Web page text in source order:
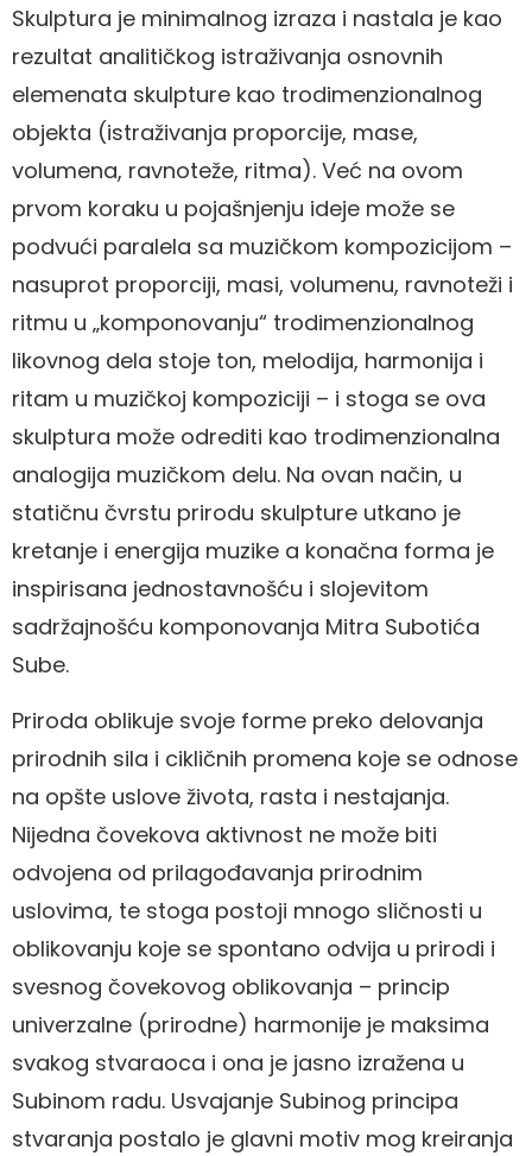
Skulptura je minimalnog izraza i nastala je kao
rezultat analitičkog istraživanja osnovnih
elemenata skulpture kao trodimenzionalnog
objekta (istraživanja proporcije, mase,
volumena, ravnoteže, ritma). Već na ovom
prvom koraku u pojašnjenju ideje može se
podvući paralela sa muzičkom kompozicijom –
nasuprot proporciji, masi, volumenu, ravnoteži i
ritmu u „komponovanju“ trodimenzionalnog
likovnog dela stoje ton, melodija, harmonija i
ritam u muzičkoj kompoziciji – i stoga se ova
skulptura može odrediti kao trodimenzionalna
analogija muzičkom delu. Na ovan način, u
statičnu čvrstu prirodu skulpture utkano je
kretanje i energija muzike a konačna forma je
inspirisana jednostavnošću i slojevitom
sadržajnošću komponovanja Mitra Subotića
Sube.
Priroda oblikuje svoje forme preko delovanja
prirodnih sila i cikličnih promena koje se odnose
na opšte uslove života, rasta i nestajanja.
Nijedna čovekova aktivnost ne može biti
odvojena od prilagođavanja prirodnim
uslovima, te stoga postoji mnogo sličnosti u
oblikovanju koje se spontano odvija u prirodi i
svesnog čovekovog oblikovanja – princip
univerzalne (prirodne) harmonije je maksima
svakog stvaraoca i ona je jasno izražena u
Subinom radu. Usvajanje Subinog principa
stvaranja postalo je glavni motiv mog kreiranja